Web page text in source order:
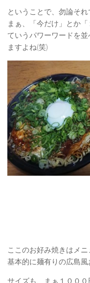
ということで、勿論そ
まぁ、「今だけ」とか
ていうパワーワードを
ますよね(笑)
ここのお好み焼きはメ
基本的に麺有りの広島風
サイズも、まぁ１００